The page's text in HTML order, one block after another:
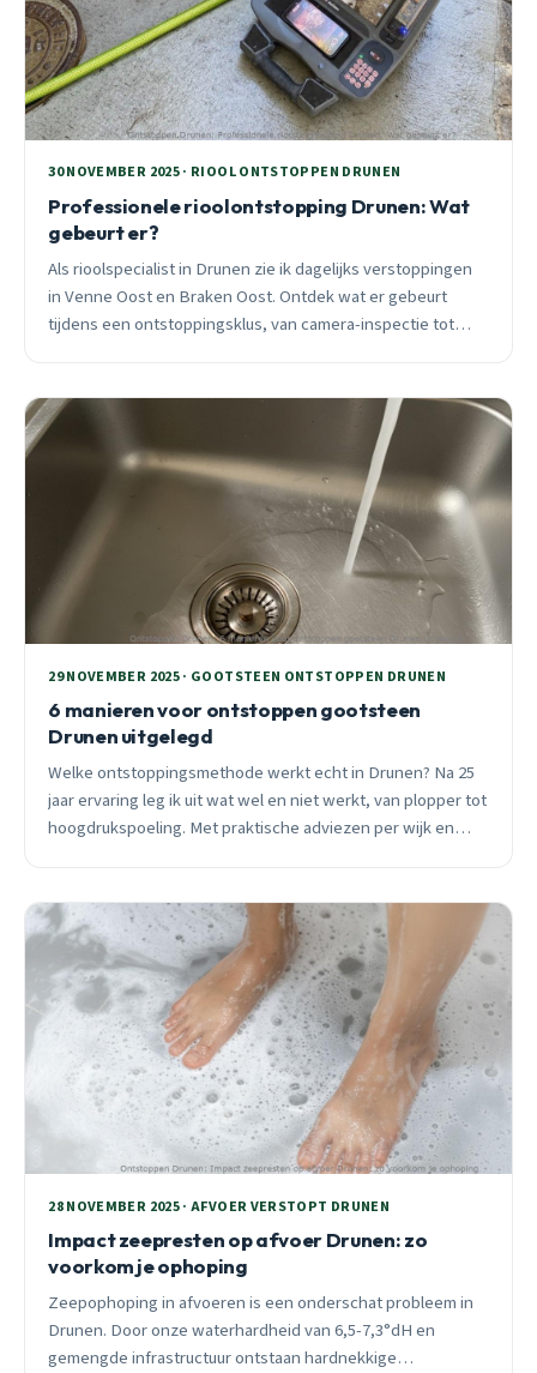
30 NOVEMBER 2025 · RIOOL ONTSTOPPEN DRUNEN
Professionele rioolontstopping Drunen: Wat
gebeurt er?
Als rioolspecialist in Drunen zie ik dagelijks verstoppingen
in Venne Oost en Braken Oost. Ontdek wat er gebeurt
tijdens een ontstoppingsklus, van camera-inspectie tot
29 NOVEMBER 2025 · GOOTSTEEN ONTSTOPPEN DRUNEN
6 manieren voor ontstoppen gootsteen
Drunen uitgelegd
Welke ontstoppingsmethode werkt echt in Drunen? Na 25
jaar ervaring leg ik uit wat wel en niet werkt, van plopper tot
hoogdrukspoeling. Met praktische adviezen per wijk en
28 NOVEMBER 2025 · AFVOER VERSTOPT DRUNEN
Impact zeepresten op afvoer Drunen: zo
voorkom je ophoping
Zeepophoping in afvoeren is een onderschat probleem in
Drunen. Door onze waterhardheid van 6,5-7,3°dH en
gemengde infrastructuur ontstaan hardnekkige